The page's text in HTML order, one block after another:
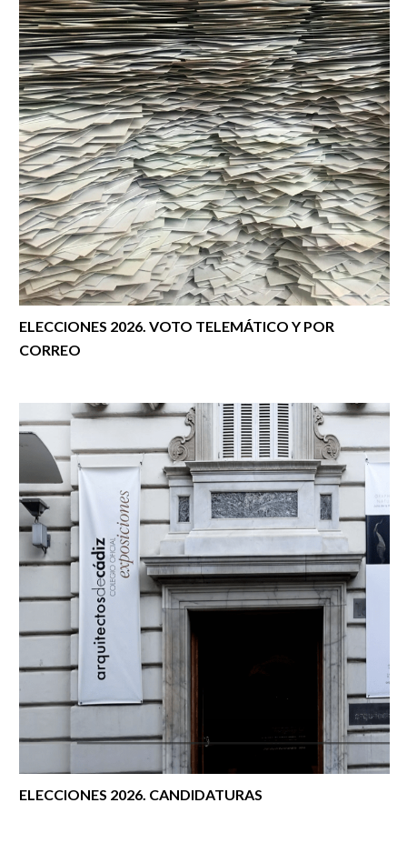
ELECCIONES 2026. VOTO TELEMÁTICO Y POR
CORREO
ELECCIONES 2026. CANDIDATURAS